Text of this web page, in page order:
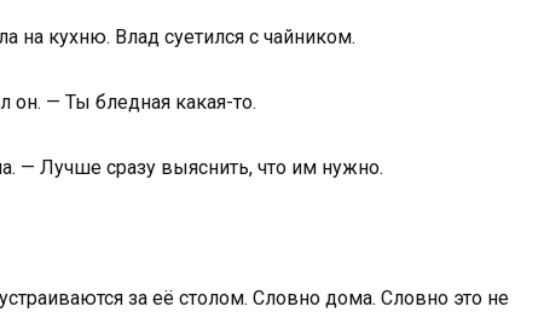
на кухню. Влад суетился с чайником.
он. — Ты бледная какая-то.
— Лучше сразу выяснить, что им нужно.
за её столом. Словно дома. Словно это не